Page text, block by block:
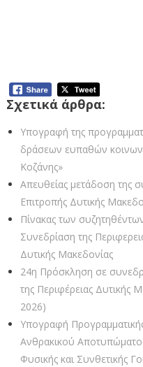
Σχετικά άρθρα:
Υπογραφή της
δράσεων ευπαθών
Κοζάνης»
Απευθείας μετάδοση της
Επιτροπής Δυτικής
Πίνακας των
Συνεδρίαση της
Δυτικής Μακεδονίας
24η Πρόσκληση σε
της Περιφέρειας Δυτικής
2026)
Υπογραφή
Ανθρακικού
Φυσικής και Συνθετικής